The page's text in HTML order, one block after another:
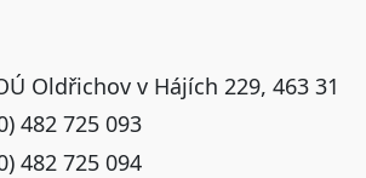
Oldřichov v Hájích 229, 463 31
482 725 093
482 725 094